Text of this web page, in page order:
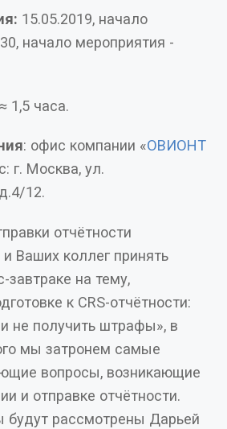
15.05.2019, начало
мероприятия -
: ≈ 1,5 часа.
: офис компании «ОВИОНТ
12.
отчётности
завтраке на тему,
отчётности:
не получить штрафы», в
мы затронем самые
вопросы, возникающие
и отправке отчётности.
рассмотрены Дарьей